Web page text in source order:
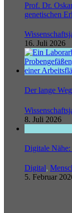
Prof. Dr.
genetischen
16. Juli 2026
Der lange
8. Juli 2026
Digitale
Digital,
5. Februar